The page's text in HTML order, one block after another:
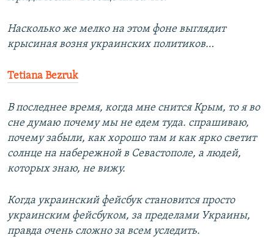
Насколько же мелко на этом фоне выглядит
крысиная возня украинских политиков…
Tetiana Bezruk
В последнее время, когда мне снится Крым, то я во
сне думаю почему мы не едем туда. спрашиваю,
почему забыли, как хорошо там и как ярко светит
солнце на набережной в Севастополе, а людей,
которых знаю, не вижу.
Когда украинский фейсбук становится просто
украинским фейсбуком, за пределами Украины,
правда очень сложно за всем уследить.